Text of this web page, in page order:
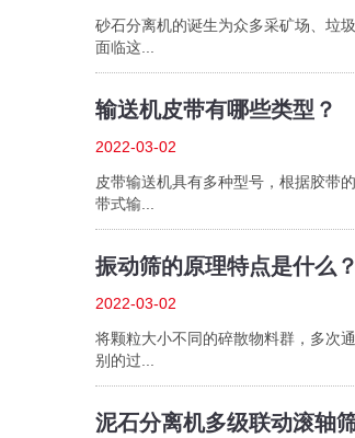
砂石分离机的诞生为众多采矿场、垃
面临这...
输送机皮带有哪些类型？
2022-03-02
皮带输送机具有多种型号，根据胶带
带式输...
振动筛的原理特点是什么？
2022-03-02
将颗粒大小不同的碎散物料群，多次
别的过...
泥石分离机多级联动滚轴